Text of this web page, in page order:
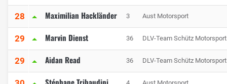
28 Maximilian Hackländer 3 Aust Motorsport
29 Marvin Dienst 36 DLV-Team Schütz Motorsport
29 Aidan Read 36 DLV-Team Schütz Motorsport